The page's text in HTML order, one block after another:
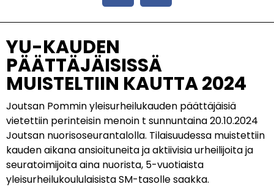
YU-KAUDEN
PÄÄTTÄJÄISISSÄ
MUISTELTIIN KAUTTA 2024
Joutsan Pommin yleisurheilukauden päättäjäisiä
vietettiin perinteisin menoin t sunnuntaina 20.10.2024
Joutsan nuorisoseurantalolla. Tilaisuudessa muistettiin
kauden aikana ansioituneita ja aktiivisia urheilijoita ja
seuratoimijoita aina nuorista, 5-vuotiaista
yleisurheilukoululaisista SM-tasolle saakka.